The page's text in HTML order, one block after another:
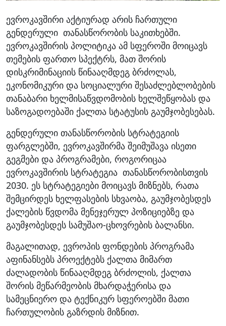
ევროკავშირი აქტიურად არის ჩართული
გენდერული თანასწორობის საკითხებში.
ევროკავშირის პოლიტიკა ამ სფეროში მოიცავს
თემების ფართო სპექტრს, მათ შორის
დისკრიმინაციის წინააღმდეგ ბრძოლას,
ეკონომიკური და სოციალური შესაძლებლობების
თანაბარი ხელმისაწვდომობის ხელშეწყობას და
საზოგადოებაში ქალთა სტატუსის გაუმჯობესებას.
გენდერული თანასწორობის სტრატეგიის
ფარგლებში, ევროკავშირმა შეიმუშავა ისეთი
გეგმები და პროგრამები, როგორიცაა
ევროკავშირის სტრატეგია თანასწორობისთვის
2030. ეს სტრატეგიები მოიცავს მიზნებს, რათა
შემცირდეს ხელფასების სხვაობა, გაუმჯობესდეს
ქალების წვდომა მენეჯერულ პოზიციებზე და
გაუმჯობესდეს სამუშაო-ცხოვრების ბალანსი.
მაგალითად, ევროპის ფონდების პროგრამა
აფინანსებს პროექტებს ქალთა მიმართ
ძალადობის წინააღმდეგ ბრძოლის, ქალთა
შორის მეწარმეობის მხარდაჭერისა და
სამეცნიერო და ტექნიკურ სფეროებში მათი
ჩართულობის გაზრდის მიზნით.